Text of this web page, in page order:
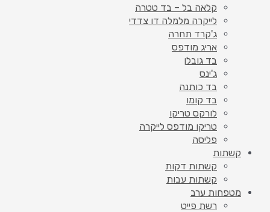
קלאה בל – בד טטרה
לייקרה מלמלה דו צדדי
ג'קרד תחרה
אריג מודפס
בד גובלן
ג'ינס
בד כותנה
בד קומו
לורקס טריקו
טריקו מודפס לייקרה
פליסה
קשתות
קשתות דקות
קשתות עבות
מטפחות ערב
רשת פייט